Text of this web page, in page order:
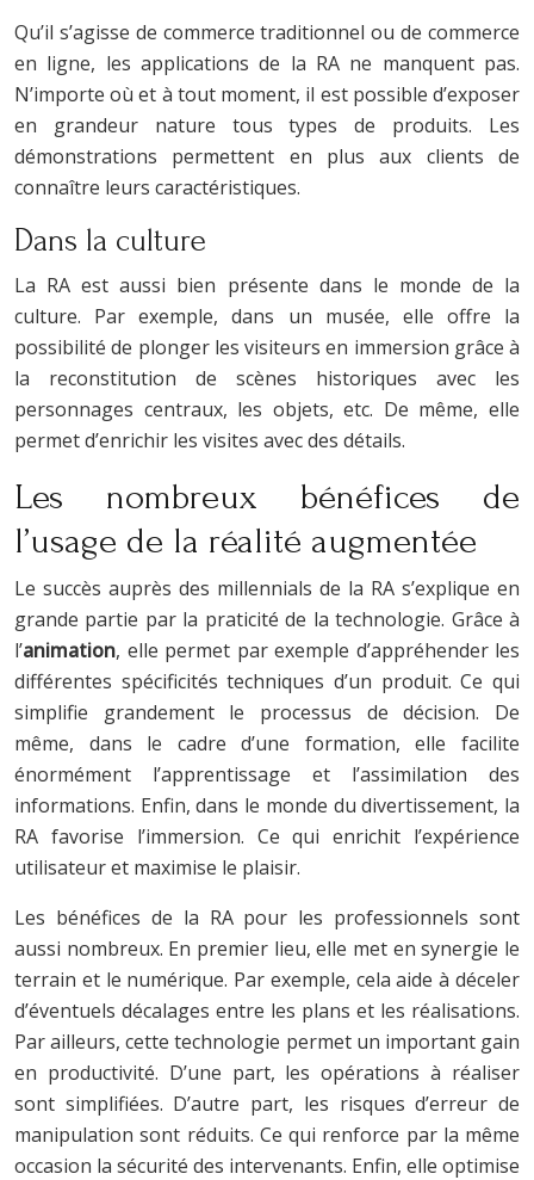
Qu’il s’agisse de commerce traditionnel ou de commerce
en ligne, les applications de la RA ne manquent pas.
N’importe où et à tout moment, il est possible d’exposer
en grandeur nature tous types de produits. Les
démonstrations permettent en plus aux clients de
connaître leurs caractéristiques.
Dans la culture
La RA est aussi bien présente dans le monde de la
culture. Par exemple, dans un musée, elle offre la
possibilité de plonger les visiteurs en immersion grâce à
la reconstitution de scènes historiques avec les
personnages centraux, les objets, etc. De même, elle
permet d’enrichir les visites avec des détails.
Les nombreux bénéfices de
l’usage de la réalité augmentée
Le succès auprès des millennials de la RA s’explique en
grande partie par la praticité de la technologie. Grâce à
l’animation, elle permet par exemple d’appréhender les
différentes spécificités techniques d’un produit. Ce qui
simplifie grandement le processus de décision. De
même, dans le cadre d’une formation, elle facilite
énormément l’apprentissage et l’assimilation des
informations. Enfin, dans le monde du divertissement, la
RA favorise l’immersion. Ce qui enrichit l’expérience
utilisateur et maximise le plaisir.
Les bénéfices de la RA pour les professionnels sont
aussi nombreux. En premier lieu, elle met en synergie le
terrain et le numérique. Par exemple, cela aide à déceler
d’éventuels décalages entre les plans et les réalisations.
Par ailleurs, cette technologie permet un important gain
en productivité. D’une part, les opérations à réaliser
sont simplifiées. D’autre part, les risques d’erreur de
manipulation sont réduits. Ce qui renforce par la même
occasion la sécurité des intervenants. Enfin, elle optimise